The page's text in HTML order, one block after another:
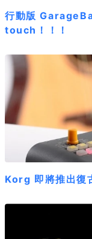
行動版
touch！！！
Korg 即將推出復